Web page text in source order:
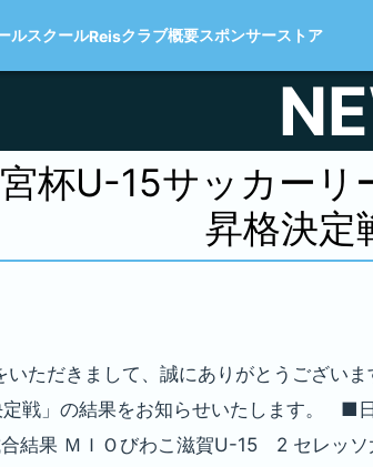
ルスクールReisクラブ概要スポンサーストア
宮杯U-15サッカー
昇格決定
ただきまして、誠にありがとうござい
戦」の結果をお知らせいたします。 ■
結果 ＭＩＯびわこ滋賀U-15 2 セレッ